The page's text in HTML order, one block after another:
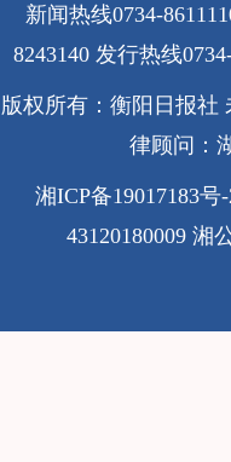
新闻热线0734-
8243140 发行热线
版权所有：衡阳日报社
律顾问：
湘ICP备19017183号-
43120180009 湘